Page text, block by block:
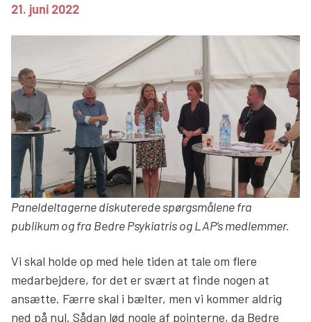
21. juni 2022
Paneldeltagerne diskuterede spørgsmålene fra
publikum og fra Bedre Psykiatris og LAP’s medlemmer.
Vi skal holde op med hele tiden at tale om flere
medarbejdere, for det er svært at finde nogen at
ansætte. Færre skal i bælter, men vi kommer aldrig
ned på nul. Sådan lød nogle af pointerne, da Bedre